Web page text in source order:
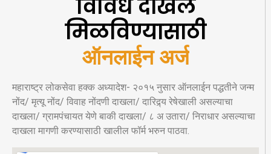
विविध दाखले
मिळविण्यासाठी
ऑनलाईन अर्ज
महाराष्ट्र लोकसेवा हक्क अध्यादेश- २०१५ नुसार ऑनलाईन पद्धतीने जन्म
नोंद/ मृत्यू नोंद/ विवाह नोंदणी दाखला/ दारिद्र्य रेषेखाली असल्याचा
दाखला/ ग्रामपंचायत येणे बाकी दाखला/ ८ अ उतारा/ निराधार असल्याचा
दाखला मागणी करण्यासाठी खालील फॉर्म भरुन पाठवा.